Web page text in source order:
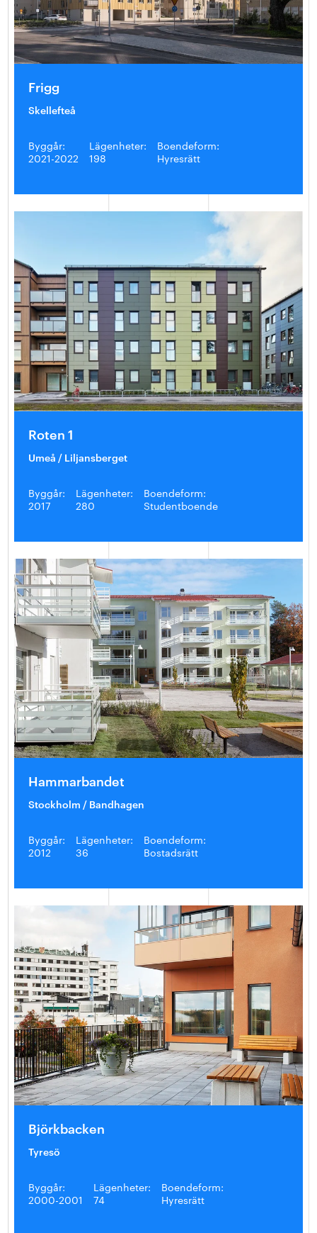
Frigg
Skellefteå
Byggår:
2021-2022
Lägenheter:
198
Boendeform:
Hyresrätt
Roten 1
Umeå / Liljansberget
Byggår:
2017
Lägenheter:
280
Boendeform:
Studentboende
Hammarbandet
Stockholm / Bandhagen
Byggår:
2012
Lägenheter:
36
Boendeform:
Bostadsrätt
Björkbacken
Tyresö
Byggår:
2000-2001
Lägenheter:
74
Boendeform:
Hyresrätt